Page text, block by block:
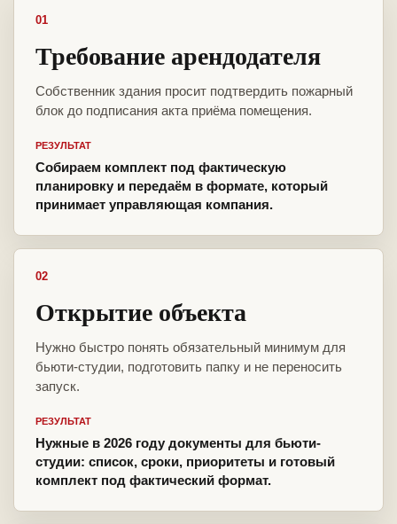
01
Требование арендодателя
Собственник здания просит подтвердить пожарный
блок до подписания акта приёма помещения.
РЕЗУЛЬТАТ
Собираем комплект под фактическую
планировку и передаём в формате, который
принимает управляющая компания.
02
Открытие объекта
Нужно быстро понять обязательный минимум для
бьюти-студии, подготовить папку и не переносить
запуск.
РЕЗУЛЬТАТ
Нужные в 2026 году документы для бьюти-
студии: список, сроки, приоритеты и готовый
комплект под фактический формат.